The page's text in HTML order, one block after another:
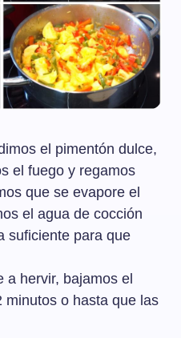
el pimentón dulce,
el fuego y regamos
que se evapore el
el agua de cocción
suficiente para que
a hervir, bajamos el
minutos o hasta que las